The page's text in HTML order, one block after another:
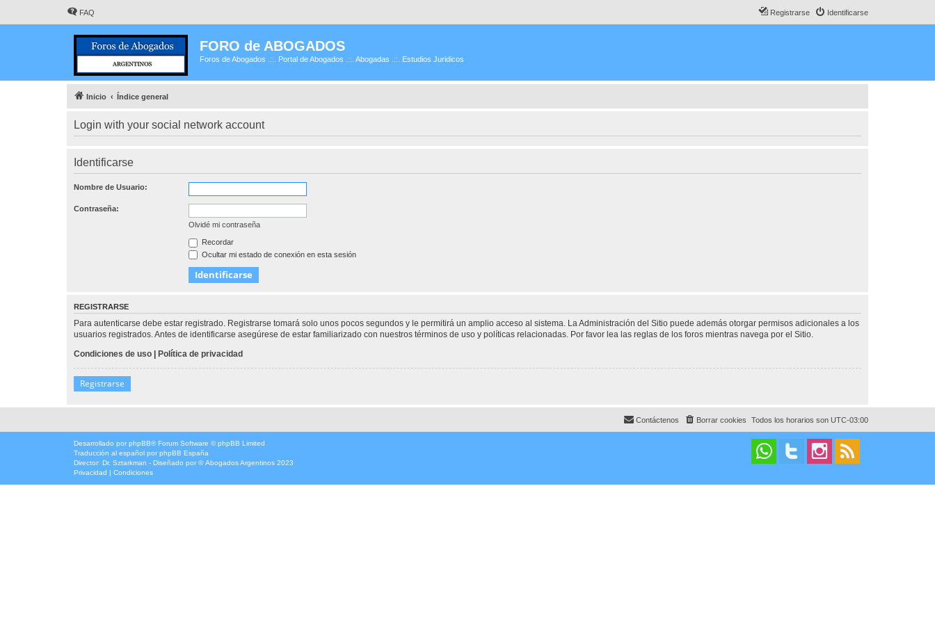
FAQ Identificarse
Registrarse
FORO de ABOGADOS
Foros de Abogados .::. Portal de Abogados .::. Abogadas .::. Estudios Juridicos
Inicio Índice general
Login with your social network account
Identificarse
Nombre de Usuario:
Contraseña:
Olvidé mi contraseña
Recordar
Ocultar mi estado de conexión en esta sesión
REGISTRARSE
Para autenticarse debe estar registrado. Registrarse tomará solo unos pocos segundos y le permitirá un amplio acceso al sistema. La Administración del Sitio puede además otorgar permisos adicionales a los
usuarios registrados. Antes de identificarse asegúrese de estar familiarizado con nuestros términos de uso y políticas relacionadas. Por favor lea las reglas de los foros mientras navega por el Sitio.
Condiciones de uso | Política de privacidad
Registrarse
Todos los horarios son UTC-03:00
Borrar cookies
Contáctenos
Desarrollado por phpBB® Forum Software © phpBB Limited
Traducción al español por phpBB España
Director: Dr. Sztarkman - Diseñado por ©Abogados Argentinos 2023
Privacidad | Condiciones